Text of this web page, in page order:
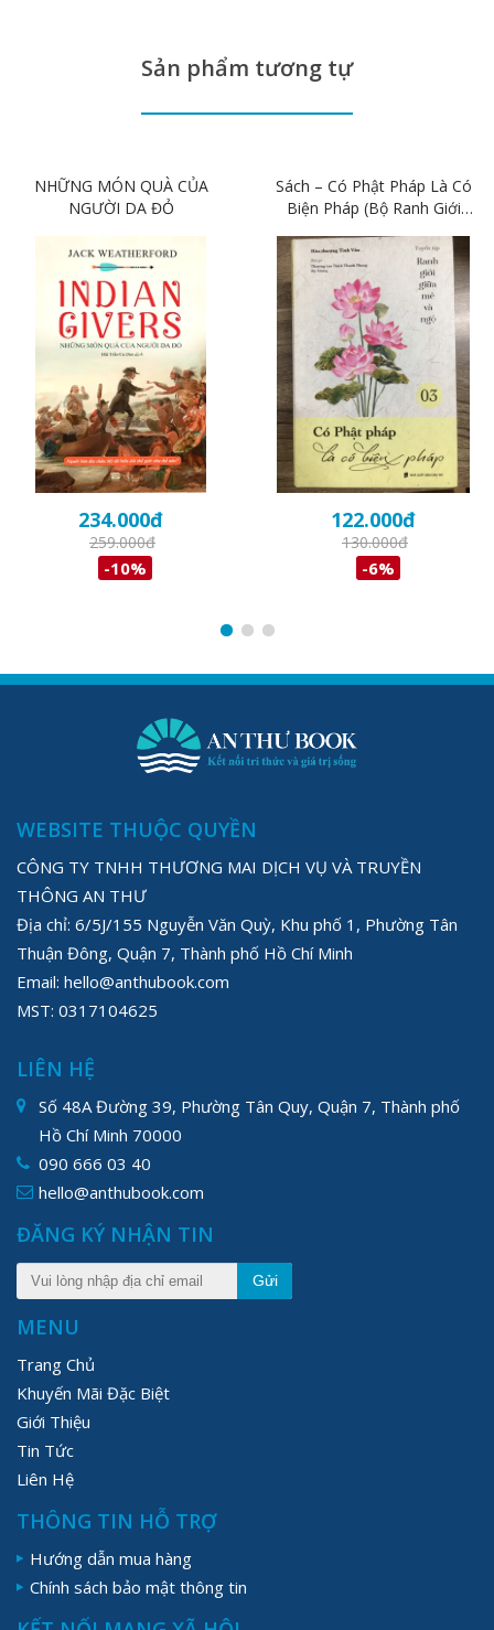
Sản phẩm tương tự
NHỮNG MÓN QUÀ CỦA
NGƯỜI DA ĐỎ
234.000đ
259.000đ
-10%
Sách – Có Phật Pháp Là Có
Biện Pháp (Bộ Ranh Giới
122.000đ
130.000đ
-6%
WEBSITE THUỘC QUYỀN
CÔNG TY TNHH THƯƠNG MAI DỊCH VỤ VÀ TRUYỀN
THÔNG AN THƯ
Địa chỉ: 6/5J/155 Nguyễn Văn Quỳ, Khu phố 1, Phường Tân
Thuận Đông, Quận 7, Thành phố Hồ Chí Minh
Email: hello@anthubook.com
MST: 0317104625
LIÊN HỆ
Số 48A Đường 39, Phường Tân Quy, Quận 7, Thành phố
Hồ Chí Minh 70000
090 666 03 40
hello@anthubook.com
ĐĂNG KÝ NHẬN TIN
Gửi
MENU
Trang Chủ
Khuyến Mãi Đặc Biệt
Giới Thiệu
Tin Tức
Liên Hệ
THÔNG TIN HỖ TRỢ
Hướng dẫn mua hàng
Chính sách bảo mật thông tin